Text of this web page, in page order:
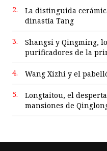
2.
La distinguida
dinastía Tang
3.
Shangsi y Qingming,
purificadores de la
4. Wang Xizhi y el
5.
Longtaitou, el
mansiones de